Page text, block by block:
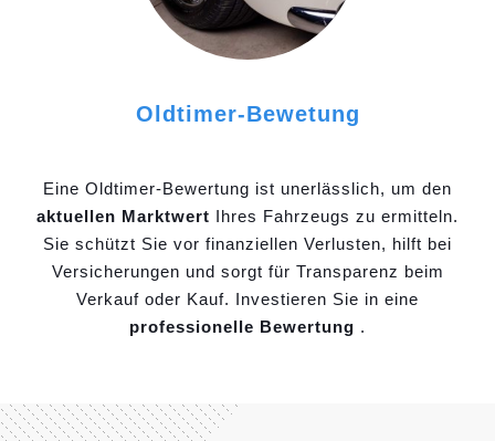
Oldtimer-Bewetung
Eine Oldtimer-Bewertung ist unerlässlich, um den
aktuellen Marktwert Ihres Fahrzeugs zu ermitteln.
Sie schützt Sie vor finanziellen Verlusten, hilft bei
Versicherungen und sorgt für Transparenz beim
Verkauf oder Kauf. Investieren Sie in eine
professionelle Bewertung .